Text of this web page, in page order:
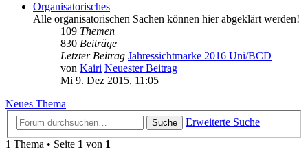
Organisatorisches
Alle organisatorischen Sachen können hier abgeklärt werden!
109 Themen
830 Beiträge
Letzter Beitrag Jahressichtmarke 2016 Uni/BCD
von Kairi Neuester Beitrag
Mi 9. Dez 2015, 11:05
Neues Thema
Suche
Erweiterte Suche
1 Thema • Seite 1 von 1